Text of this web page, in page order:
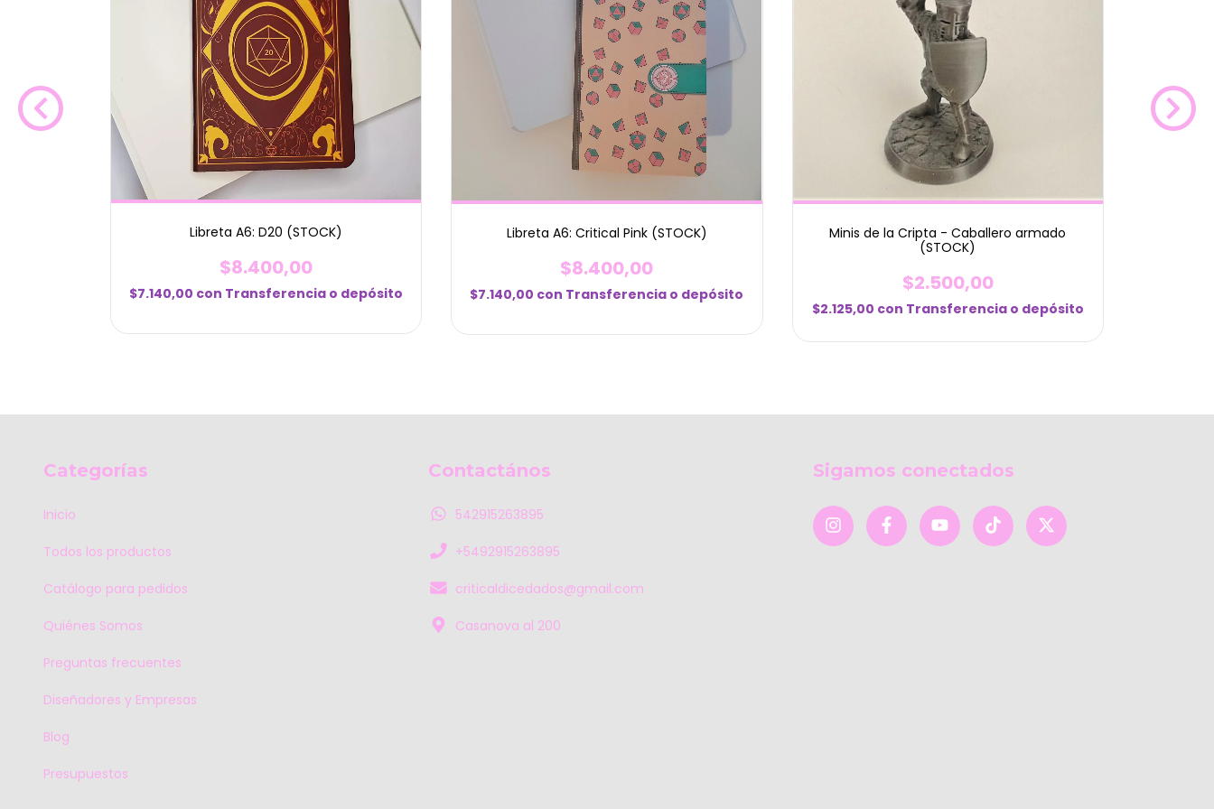
Libreta A6: D20 (STOCK)
$8.400,00
$7.140,00 con Transferencia o depósito
Libreta A6: Critical Pink (STOCK)
$8.400,00
$7.140,00 con Transferencia o depósito
Minis de la Cripta - Caballero armado
(STOCK)
$2.500,00
$2.125,00 con Transferencia o depósito
Categorías
Inicio
Todos los productos
Catálogo para pedidos
Quiénes Somos
Preguntas frecuentes
Diseñadores y Empresas
Blog
Presupuestos
Contactános
542915263895
+5492915263895
criticaldicedados@gmail.com
Casanova al 200
Sigamos conectados